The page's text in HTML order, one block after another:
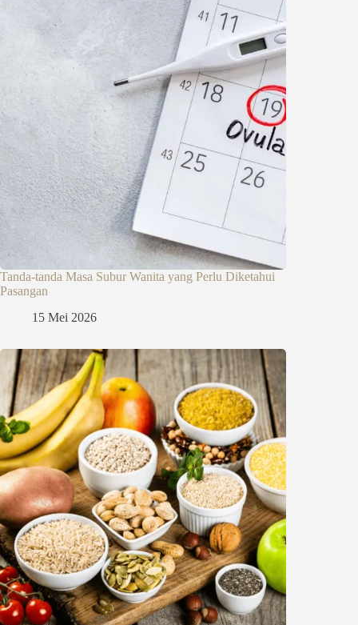
Tanda-tanda Masa Subur Wanita yang Perlu Diketahui
Pasangan
15 Mei 2026